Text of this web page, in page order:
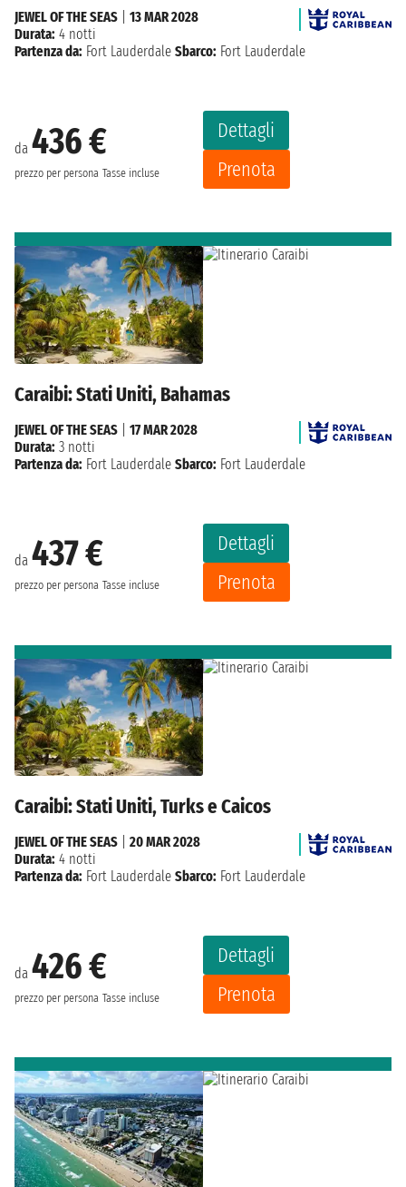
da 436 €
prezzo per persona Tasse incluse
Dettagli
Prenota
JEWEL OF THE SEAS
13 MAR 2028
Durata: 4 notti
Partenza da: Fort Lauderdale Sbarco: Fort Lauderdale
Caraibi: Stati Uniti, Bahamas
da 437 €
prezzo per persona Tasse incluse
Dettagli
Prenota
JEWEL OF THE SEAS
17 MAR 2028
Durata: 3 notti
Partenza da: Fort Lauderdale Sbarco: Fort Lauderdale
Caraibi: Stati Uniti, Turks e Caicos
da 426 €
prezzo per persona Tasse incluse
Dettagli
Prenota
JEWEL OF THE SEAS
20 MAR 2028
Durata: 4 notti
Partenza da: Fort Lauderdale Sbarco: Fort Lauderdale